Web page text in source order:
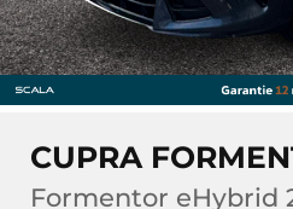
CUPRA
Formentor eHybrid